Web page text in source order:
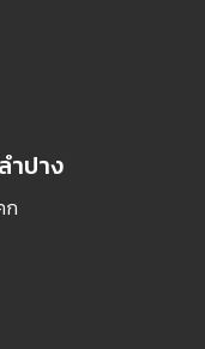
ำปาง
ก